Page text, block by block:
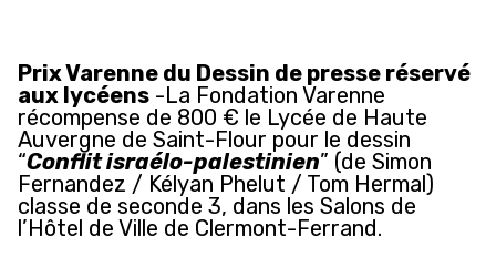
Prix Varenne du Dessin de presse réservé
aux lycéens -La Fondation Varenne
récompense de 800 € le Lycée de Haute
Auvergne de Saint-Flour pour le dessin
“Conflit israélo-palestinien” (de Simon
Fernandez / Kélyan Phelut / Tom Hermal)
classe de seconde 3, dans les Salons de
l’Hôtel de Ville de Clermont-Ferrand.